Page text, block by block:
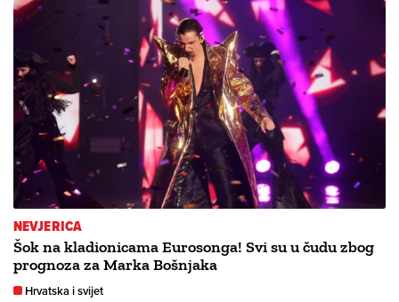
NEVJERICA
Šok na kladionicama Eurosonga! Svi su u čudu zbog
prognoza za Marka Bošnjaka
Hrvatska i svijet